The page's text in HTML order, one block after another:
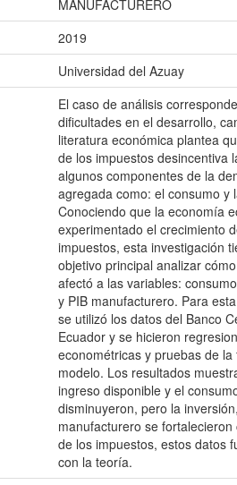
MANUFACTURERO
2019
Universidad del Azuay
El caso de análisis
dificultades en el desarrollo,
literatura económica plantea
de los impuestos desincentiva
algunos componentes de la
agregada como: el consumo y
Conociendo que la economía
experimentado el crecimiento
impuestos, esta investigación
objetivo principal analizar
afectó a las variables:
y PIB manufacturero. Para
se utilizó los datos del Banco
Ecuador y se hicieron
econométricas y pruebas de la
modelo. Los resultados
ingreso disponible y el
disminuyeron, pero la
manufacturero se
de los impuestos, estos datos
con la teoría.